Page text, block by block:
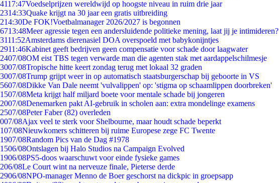
4117:47Voedselprijzen wereldwijd op hoogste niveau in ruim drie jaar
2314:33Quake krijgt na 30 jaar een gratis uitbreiding
214:30De FOK!Voetbalmanager 2026/2027 is begonnen
6713:48Meer agressie tegen een andersluidende politieke mening, laat jij je intimideren?
3111:52Amsterdams dierenasiel DOA overspoeld met babykonijntjes
2911:46Kabinet geeft bedrijven geen compensatie voor schade door laagwater
2407/08OM eist TBS tegen verwarde man die agenten stak met aardappelschilmesje
3007/08Tropische hitte keert zondag terug met lokaal 32 graden
3007/08Trump grijpt weer in op automatisch staatsburgerschap bij geboorte in VS
5607/08Dikke Van Dale neemt 'vulvalippen' op: 'stigma op schaamlippen doorbreken'
1507/08Meta krijgt half miljard boete voor mentale schade bij jongeren
2007/08Denemarken pakt AI-gebruik in scholen aan: extra mondelinge examens
2507/08Peter Faber (82) overleden
007/08Ajax veel te sterk voor Shelbourne, maar houdt schade beperkt
107/08Nieuwkomers schitteren bij ruime Europese zege FC Twente
1907/08Random Pics van de Dag #1978
1506/08Ontslagen bij Halo Studios na Campaign Evolved
1906/08PS5-doos waarschuwt voor einde fysieke games
206/08Le Court wint na nerveuze finale, Pieterse derde
2906/08NPO-manager Menno de Boer geschorst na dickpic in groepsapp